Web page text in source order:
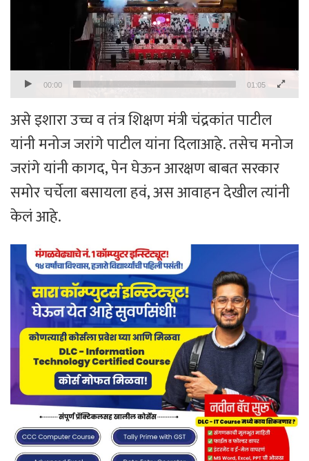
00:00 01:05
असे इशारा उच्च व तंत्र शिक्षण मंत्री चंद्रकांत पाटील
यांनी मनोज जरांगे पाटील यांना दिलाआहे. तसेच मनोज
जरांगे यांनी कागद, पेन घेऊन आरक्षण बाबत सरकार
समोर चर्चेला बसायला हवं, अस आवाहन देखील त्यांनी
केलं आहे.